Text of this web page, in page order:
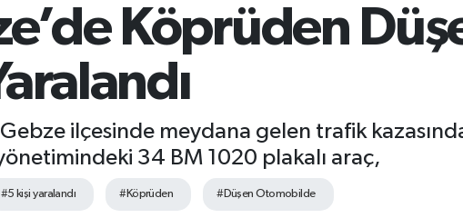
Köprüden
Gebze ilçesinde meydana gelen trafik
34 BM 1020 plakalı araç,
#5 kişi yaralandı #Köprüden #Düşen Otomobilde
Fikstür